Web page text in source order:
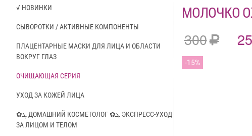
√ НОВИНКИ
СЫВОРОТКИ / АКТИВНЫЕ КОМПОНЕНТЫ
ПЛАЦЕНТАРНЫЕ МАСКИ ДЛЯ ЛИЦА И ОБЛАСТИ
ВОКРУГ ГЛАЗ
ОЧИЩАЮЩАЯ СЕРИЯ
УХОД ЗА КОЖЕЙ ЛИЦА
✿ܓ ДОМАШНИЙ КОСМЕТОЛОГ ✿ܓ ЭКСПРЕСС-УХОД
ЗА ЛИЦОМ И ТЕЛОМ
МОЛОЧКО
300
15